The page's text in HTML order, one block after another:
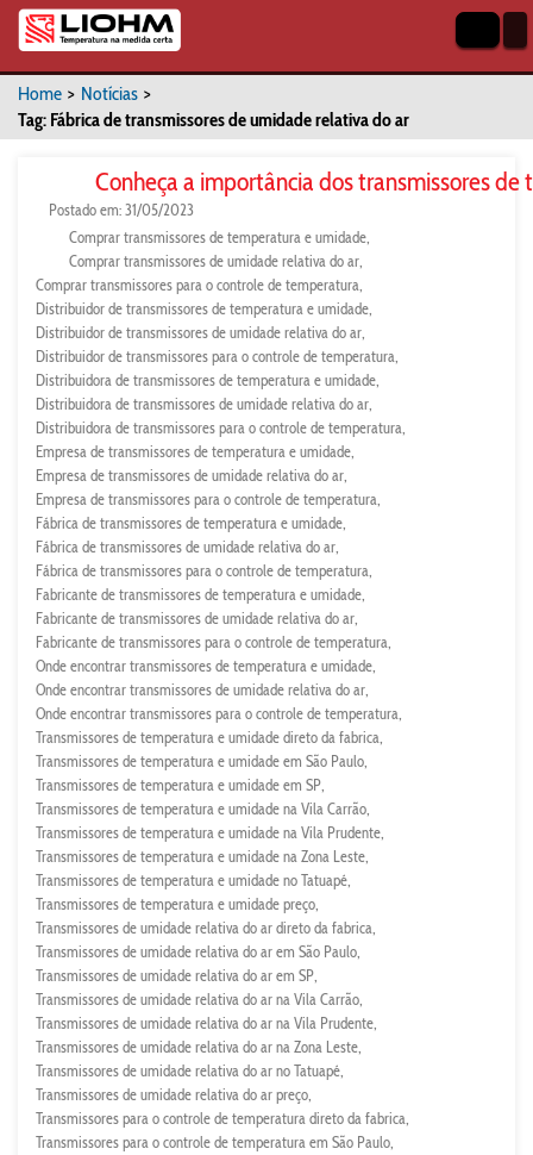
Home > Notícias >
Tag: Fábrica de transmissores de umidade relativa do ar
Conheça a importância dos transmissores
Postado em: 31/05/2023
Comprar transmissores de temperatura e umidade
Comprar transmissores de umidade relativa do ar
Comprar transmissores para o controle de temperatura
Distribuidor de transmissores de temperatura e umidade
Distribuidor de transmissores de umidade relativa do ar
Distribuidor de transmissores para o controle de temperatura
Distribuidora de transmissores de temperatura e umidade
Distribuidora de transmissores de umidade relativa do ar
Distribuidora de transmissores para o controle de temperatura
Empresa de transmissores de temperatura e umidade
Empresa de transmissores de umidade relativa do ar
Empresa de transmissores para o controle de temperatura
Fábrica de transmissores de temperatura e umidade
Fábrica de transmissores de umidade relativa do ar
Fábrica de transmissores para o controle de temperatura
Fabricante de transmissores de temperatura e umidade
Fabricante de transmissores de umidade relativa do ar
Fabricante de transmissores para o controle de temperatura
Onde encontrar transmissores de temperatura e umidade
Onde encontrar transmissores de umidade relativa do ar
Onde encontrar transmissores para o controle de temperatura
Transmissores de temperatura e umidade direto da fabrica
Transmissores de temperatura e umidade em São Paulo
Transmissores de temperatura e umidade em SP
Transmissores de temperatura e umidade na Vila Carrão
Transmissores de temperatura e umidade na Vila Prudente
Transmissores de temperatura e umidade na Zona Leste
Transmissores de temperatura e umidade no Tatuapé
Transmissores de temperatura e umidade preço
Transmissores de umidade relativa do ar direto da fabrica
Transmissores de umidade relativa do ar em São Paulo
Transmissores de umidade relativa do ar em SP
Transmissores de umidade relativa do ar na Vila Carrão
Transmissores de umidade relativa do ar na Vila Prudente
Transmissores de umidade relativa do ar na Zona Leste
Transmissores de umidade relativa do ar no Tatuapé
Transmissores de umidade relativa do ar preço
Transmissores para o controle de temperatura direto da fabrica
Transmissores para o controle de temperatura em São Paulo